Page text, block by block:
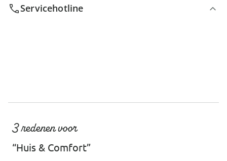
Servicehotline
3 redenen voor
“Huis & Comfort”